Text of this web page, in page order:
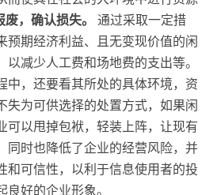
，确认损失。
通过采取一定措
预期经济利益、且无变现价值的闲
以减少人工费和场地费的支出等。
中，还要看其所处的具体环境，资
失为可供选择的处置方式，如果闲
可以甩掉包袱，轻装上阵，让现有
同时也降低了企业的经营风险，并
和可信性，以利于信息使用者的投
良好的企业形象。